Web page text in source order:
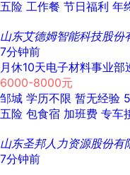
五险 工作餐 节日福利 年
山东艾德姆智能科技股份
7分钟前
月休10天电子材料事业部
6000-8000元
邹城 学历不限 暂无经验
五险 包食宿 加班费 专车
山东圣邦人力资源股份有
7分钟前